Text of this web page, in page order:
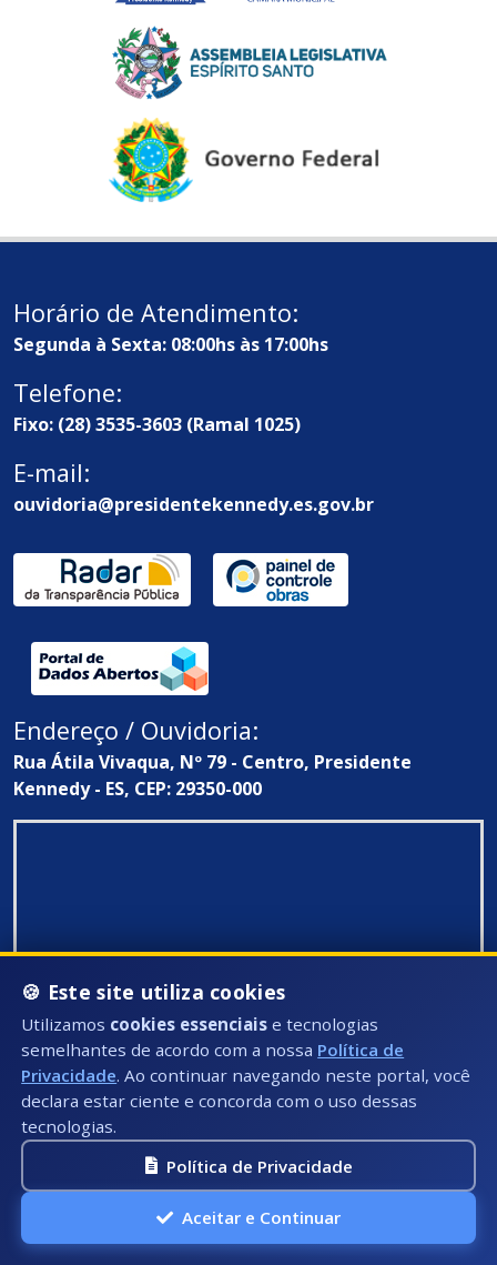
Horário de Atendimento:
Segunda à Sexta: 08:00hs às 17:00hs
Telefone:
Fixo: (28) 3535-3603 (Ramal 1025)
E-mail:
ouvidoria@presidentekennedy.es.gov.br
Endereço / Ouvidoria:
Rua Átila Vivaqua, Nº 79 - Centro, Presidente
Kennedy - ES, CEP: 29350-000
A.P.I Soluções
🍪 Este site utiliza cookies
Utilizamos cookies essenciais e tecnologias
semelhantes de acordo com a nossa Política de
Privacidade. Ao continuar navegando neste portal, você
declara estar ciente e concorda com o uso dessas
tecnologias.
Política de Privacidade
Aceitar e Continuar